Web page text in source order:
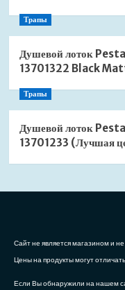
Трапы
Душевой лоток
13701322 Black
Трапы
Душевой лоток
13701233 (Лучшая
Сайт не является магазином и
Цены на продукты могут
Если Вы обнаружили на нашем